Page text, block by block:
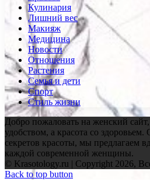
Кулинария
Лишний вес
Макияж
Медицина
Новости
Отношения
Растения
Семья и дети
Спорт
Стиль жизни
Добро пожаловать на женский сайт,
удобством, а красота со
секретов красоты, мы предлагаем
каждой современной женщины.
© Krasotology.ru | Copyright 2026,
Back to top button